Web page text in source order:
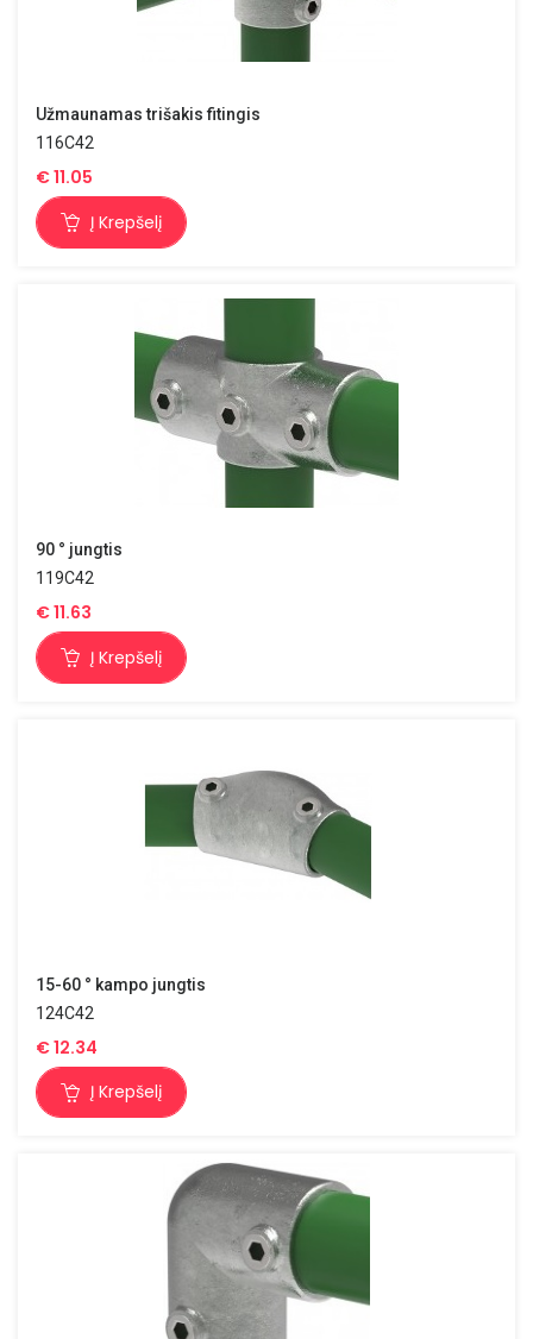
Užmaunamas trišakis fitingis
116C42
€11.05
Į Krepšelį
90 ° jungtis
119C42
€11.63
Į Krepšelį
15-60 ° kampo jungtis
124C42
€12.34
Į Krepšelį